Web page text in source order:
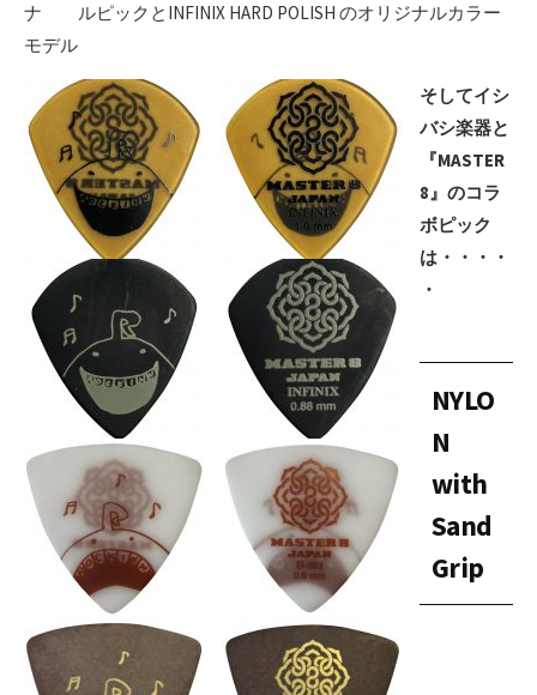
ナ ルピックとINFINIX HARD POLISH のオリジナルカラー
モデル
そしてイシ
バシ楽器と
『MASTER
8』のコラ
ボピック
は・・・・
・
NYLO
N
with
Sand
Grip